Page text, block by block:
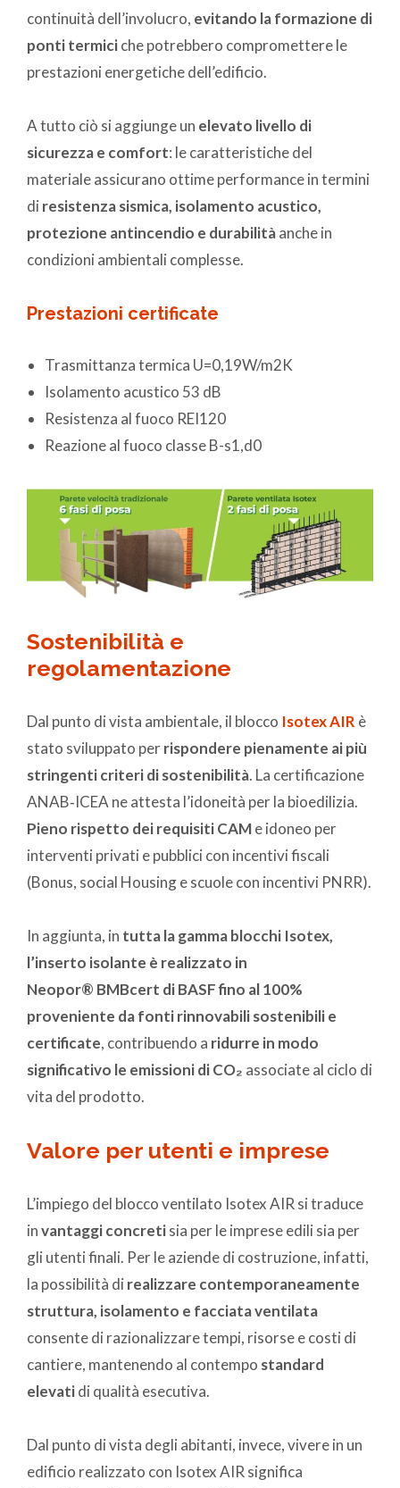
continuità dell’involucro, evitando la formazione di
ponti termiciche potrebbero compromettere le
prestazioni energetiche dell’edificio.
A tutto ciò si aggiunge un elevato livello di
sicurezza e comfort: le caratteristiche del
materiale assicurano ottime performance in termini
di resistenza sismica, isolamento acustico,
protezione antincendio e durabilitàanche in
condizioni ambientali complesse.
Prestazioni certificate
Trasmittanza termica U=0,19W/m2K
Isolamento acustico 53 dB
Resistenza al fuoco REI120
Reazione al fuoco classe B-s1,d0
Sostenibilità e
regolamentazione
Dal punto di vista ambientale, il blocco Isotex AIR è
stato sviluppato perrispondere pienamente ai più
stringenti criteri di sostenibilità. La certificazione
ANAB‑ICEA ne attesta l’idoneità per la bioedilizia.
Pieno rispetto dei requisiti CAMe idoneo per
interventi privati e pubblici con incentivi fiscali
(Bonus, social Housing e scuole con incentivi PNRR).
In aggiunta, in tutta la gamma blocchi Isotex,
l’inserto isolante è realizzato in
Neopor® BMBcert di BASF fino al 100%
proveniente da fonti rinnovabili sostenibili e
certificate, contribuendo a ridurre in modo
significativo le emissioni di CO₂ associate al ciclo di
vita del prodotto.
Valore per utenti e imprese
L’impiego del blocco ventilato Isotex AIR si traduce
invantaggi concretisia per le imprese edili sia per
gli utenti finali. Per le aziende di costruzione, infatti,
la possibilità di realizzare contemporaneamente
struttura, isolamento e facciata ventilata
consente di razionalizzare tempi, risorse e costi di
cantiere, mantenendo al contempo standard
elevatidi qualità esecutiva.
Dal punto di vista degli abitanti, invece, vivere in un
edificio realizzato con Isotex AIR significa